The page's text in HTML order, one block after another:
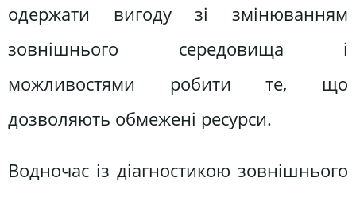
одержати вигоду зі змінюванням
зовнішнього середовища і
можливостями робити те, що
дозволяють обмежені ресурси.
Водночас із діагностикою зовнішнього